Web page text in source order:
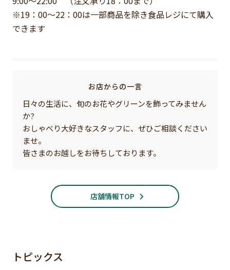
※19：00～22：00は一部商品を除き食品レジにて購入
できます
お店からの一言
日々の生活に、旬のお花やグリーンを飾ってみません
か?
おしゃべり大好きなスタッフに、ぜひご相談ください
ませ。
皆さまのお越しをお待ちしております。
店舗情報TOP
トピックス